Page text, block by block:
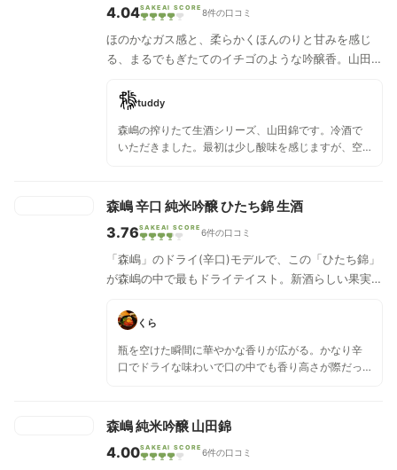
4.04SAKEAI SCORE 8件の口コミ
ほのかなガス感と、柔らかくほんのりと甘みを感じ
る、まるでもぎたてのイチゴのような吟醸香。山田錦
り、フレッシュで綺麗な酸と、ドライ感ある後口が心
tuddy
森嶋の搾りたて生酒シリーズ、山田錦です。冷酒で
いただきました。最初は少し酸味を感じますが、空
華やかなフルティーさを感じる山田錦の香りです。
一気に飲んでしまいました。
森嶋 辛口 純米吟醸 ひたち錦 生酒
3.76SAKEAI SCORE 6件の口コミ
「森嶋」のドライ(辛口)モデルで、この「ひたち錦」
が森嶋の中で最もドライテイスト。新酒らしい果実
くら
瓶を空けた瞬間に華やかな香りが広がる。かなり辛
口でドライな味わいで口の中でも香り高さが際だっ
森嶋 純米吟醸 山田錦
4.00SAKEAI SCORE 6件の口コミ